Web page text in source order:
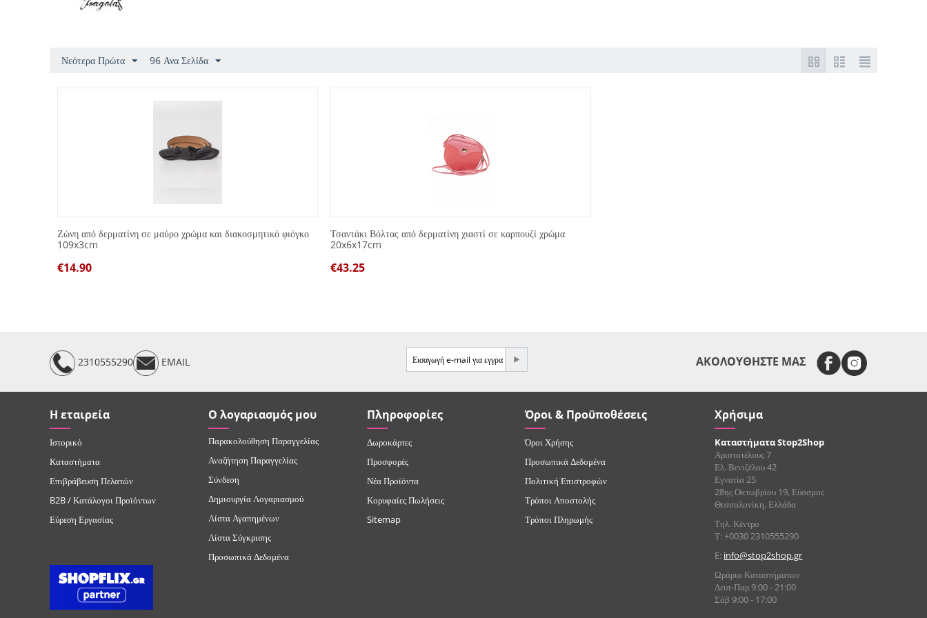
Νεότερα Πρώτα 96 Ανα Σελίδα
Ζώνη από δερματίνη σε μαύρο χρώμα και διακοσμητικό φιόγκο
109x3cm
€14.90
Τσαντάκι Βόλτας από δερματίνη χιαστί σε καρπουζί χρώμα
20x6x17cm
€43.25
2310555290 EMAIL ΑΚΟΛΟΥΘΗΣΤΕ ΜΑΣ
Η εταιρεία
Ιστορικό
Καταστήματα
Επιβράβευση Πελατών
B2B / Κατάλογοι Προϊόντων
Εύρεση Εργασίας
Ο λογαριασμός μου
Παρακολούθηση Παραγγελίας
Αναζήτηση Παραγγελίας
Σύνδεση
Δημιουργία Λογαριασμού
Λίστα Αγαπημένων
Λίστα Σύγκρισης
Προσωπικά Δεδομένα
Πληροφορίες
Δωροκάρτες
Προσφορές
Νέα Προϊόντα
Κορυφαίες Πωλήσεις
Sitemap
Όροι & Προϋποθέσεις
Όροι Χρήσης
Προσωπικά Δεδομένα
Πολιτική Επιστροφών
Τρόποι Αποστολής
Τρόποι Πληρωμής
Χρήσιμα
Καταστήματα Stop2Shop
Αριστοτέλους 7
Ελ. Βενιζέλου 42
Εγνατία 25
28ης Οκτωβρίου 19, Εύοσμος
Θεσσαλονίκη, Ελλάδα
Τηλ. Κέντρο
Τ: +0030 2310555290
E: info@stop2shop.gr
Ωράριο Καταστήματων
Δευτ-Παρ 9:00 - 21:00
Σάβ 9:00 - 17:00